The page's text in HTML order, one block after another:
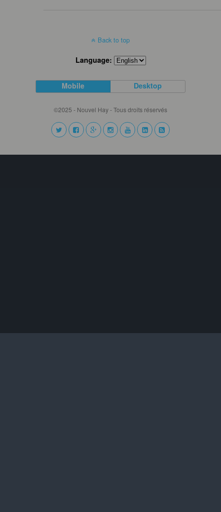
Back to top
Language:
Mobile Desktop
©2025 - Nouvel Hay - Tous droits réservés